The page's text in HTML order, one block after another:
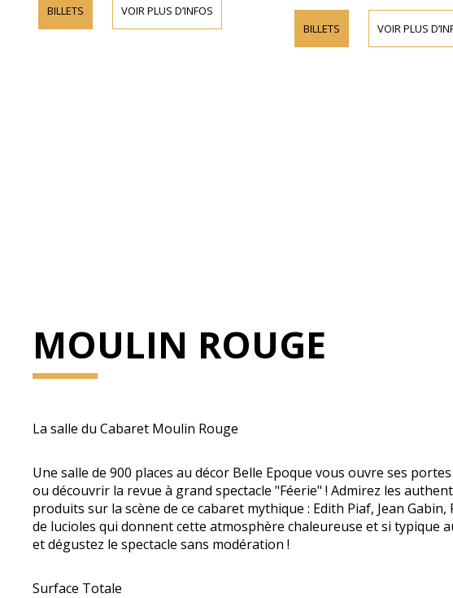
BILLETS VOIR PLUS D’INFOS
BILLETS VOIR PLUS
MOULIN ROUGE
La salle du Cabaret Moulin Rouge
Une salle de 900 places au décor Belle Epoque vous ouvre ses
ou découvrir la revue à grand spectacle "Féerie" ! Admirez les
produits sur la scène de ce cabaret mythique : Edith Piaf, Jean
de lucioles qui donnent cette atmosphère chaleureuse et si typique
et dégustez le spectacle sans modération !
Surface Totale